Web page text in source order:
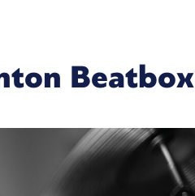
Beatbox